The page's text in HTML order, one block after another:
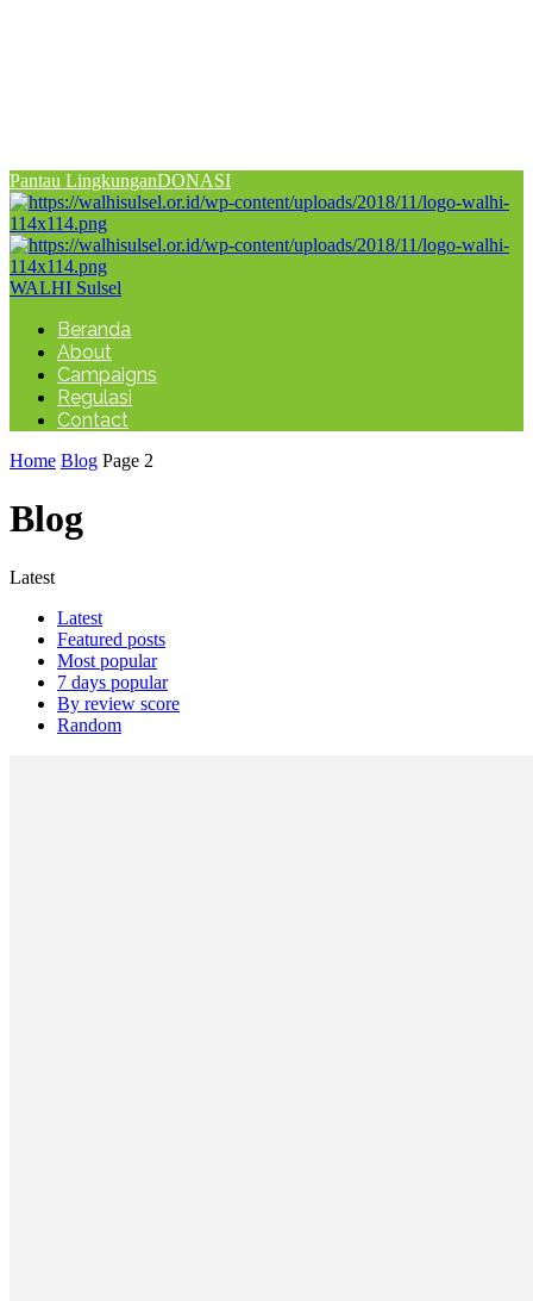
Pantau LingkunganDONASI
WALHI Sulsel
Beranda
About
Campaigns
Regulasi
Contact
Home Blog Page 2
Blog
Latest
Latest
Featured posts
Most popular
7 days popular
By review score
Random